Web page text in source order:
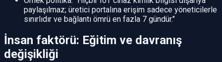
paylaşılmaz; üretici portalına erişim sadece yöneticilerle
sınırlıdır ve bağlantı ömrü en fazla 7 gündür."
İnsan faktörü: Eğitim ve davranış
değişikliği